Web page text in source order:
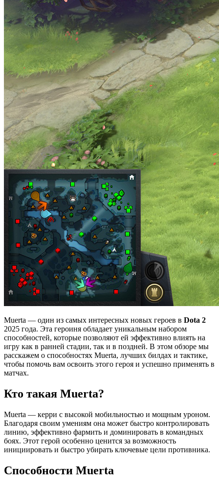
Muerta — один из самых интересных новых героев в Dota 2
2025 года. Эта героиня обладает уникальным набором
способностей, которые позволяют ей эффективно влиять на
игру как в ранней стадии, так и в поздней. В этом обзоре мы
расскажем о способностях Muerta, лучших билдах и тактике,
чтобы помочь вам освоить этого героя и успешно применять в
матчах.
Кто такая Muerta?
Muerta — керри с высокой мобильностью и мощным уроном.
Благодаря своим умениям она может быстро контролировать
линию, эффективно фармить и доминировать в командных
боях. Этот герой особенно ценится за возможность
инициировать и быстро убирать ключевые цели противника.
Способности Muerta